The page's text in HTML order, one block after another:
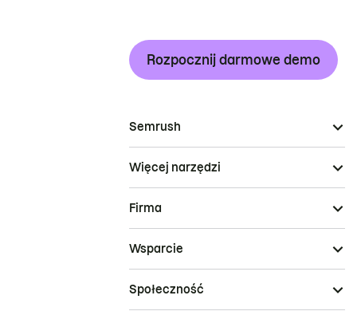
Rozpocznij darmowe demo
Semrush
Więcej narzędzi
Firma
Wsparcie
Społeczność